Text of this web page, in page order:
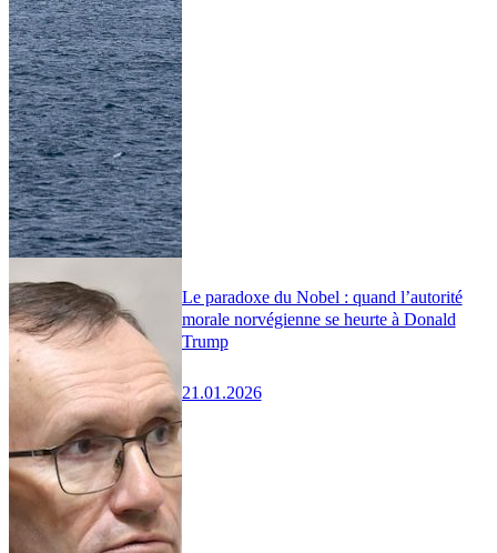
Le paradoxe du Nobel : quand l’autorité
morale norvégienne se heurte à Donald
Trump
21.01.2026